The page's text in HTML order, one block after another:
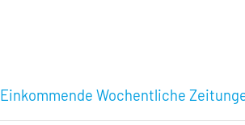
Einkommende Wochentliche